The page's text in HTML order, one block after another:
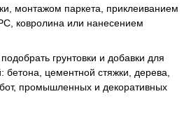
монтажом паркета, приклеиванием
ковролина или нанесением
грунтовки и добавки для
бетона, цементной стяжки, дерева,
промышленных и декоративных